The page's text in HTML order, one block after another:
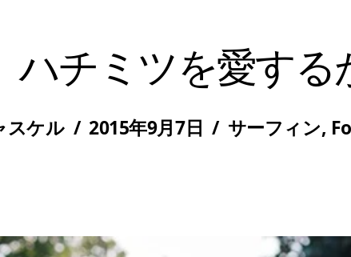
ハチミツを愛する
スケル / 2015年9月7日 / サーフィン,